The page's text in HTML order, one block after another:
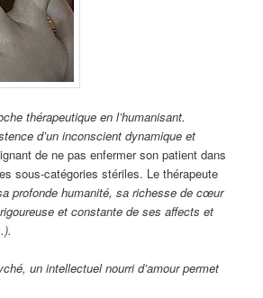
thérapeutique en l’humanisant.
d’un inconscient dynamique et
de ne pas enfermer son patient dans
sous-catégories stériles. Le thérapeute
profonde humanité, sa richesse de cœur
et constante de ses affects et
un intellectuel nourri d’amour permet